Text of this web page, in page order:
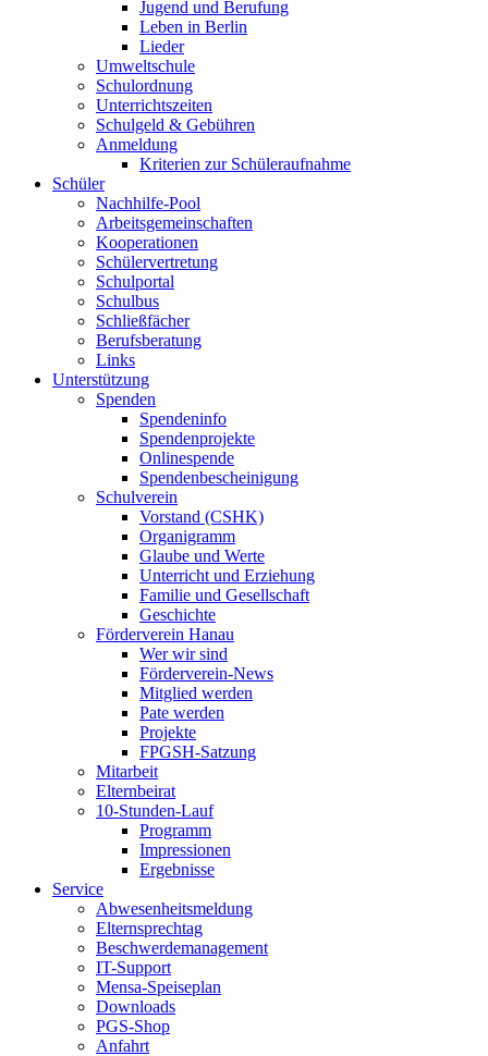
Jugend und Berufung
Leben in Berlin
Lieder
Umweltschule
Schulordnung
Unterrichtszeiten
Schulgeld & Gebühren
Anmeldung
Kriterien zur Schüleraufnahme
Schüler
Nachhilfe-Pool
Arbeitsgemeinschaften
Kooperationen
Schülervertretung
Schulportal
Schulbus
Schließfächer
Berufsberatung
Links
Unterstützung
Spenden
Spendeninfo
Spendenprojekte
Onlinespende
Spendenbescheinigung
Schulverein
Vorstand (CSHK)
Organigramm
Glaube und Werte
Unterricht und Erziehung
Familie und Gesellschaft
Geschichte
Förderverein Hanau
Wer wir sind
Förderverein-News
Mitglied werden
Pate werden
Projekte
FPGSH-Satzung
Mitarbeit
Elternbeirat
10-Stunden-Lauf
Programm
Impressionen
Ergebnisse
Service
Abwesenheitsmeldung
Elternsprechtag
Beschwerdemanagement
IT-Support
Mensa-Speiseplan
Downloads
PGS-Shop
Anfahrt